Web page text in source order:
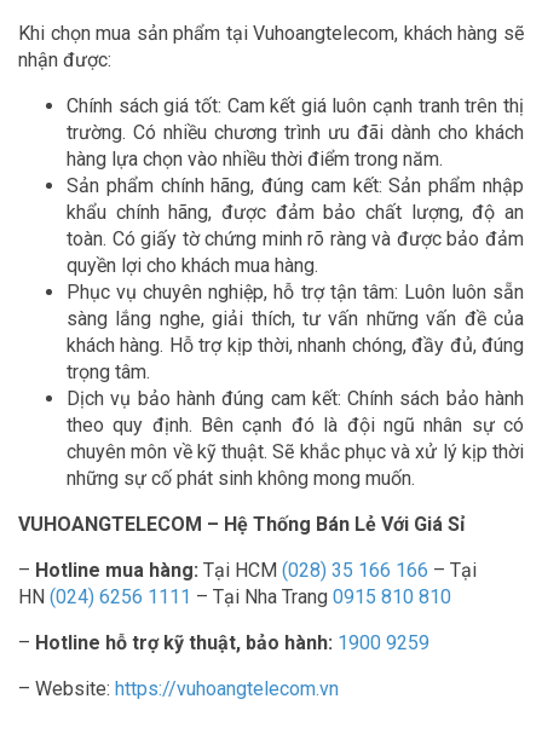
Khi chọn mua sản phẩm tại Vuhoangtelecom, khách hàng sẽ
nhận được:
Chính sách giá tốt: Cam kết giá luôn cạnh tranh trên thị
trường. Có nhiều chương trình ưu đãi dành cho khách
hàng lựa chọn vào nhiều thời điểm trong năm.
Sản phẩm chính hãng, đúng cam kết: Sản phẩm nhập
khẩu chính hãng, được đảm bảo chất lượng, độ an
toàn. Có giấy tờ chứng minh rõ ràng và được bảo đảm
quyền lợi cho khách mua hàng.
Phục vụ chuyên nghiệp, hỗ trợ tận tâm: Luôn luôn sẵn
sàng lắng nghe, giải thích, tư vấn những vấn đề của
khách hàng. Hỗ trợ kịp thời, nhanh chóng, đầy đủ, đúng
trọng tâm.
Dịch vụ bảo hành đúng cam kết: Chính sách bảo hành
theo quy định. Bên cạnh đó là đội ngũ nhân sự có
chuyên môn về kỹ thuật. Sẽ khắc phục và xử lý kịp thời
những sự cố phát sinh không mong muốn.
VUHOANGTELECOM – Hệ Thống Bán Lẻ Với Giá Sỉ
– Hotline mua hàng: Tại HCM (028) 35 166 166 – Tại
HN (024) 6256 1111 – Tại Nha Trang 0915 810 810
– Hotline hỗ trợ kỹ thuật, bảo hành: 1900 9259
– Website: https://vuhoangtelecom.vn